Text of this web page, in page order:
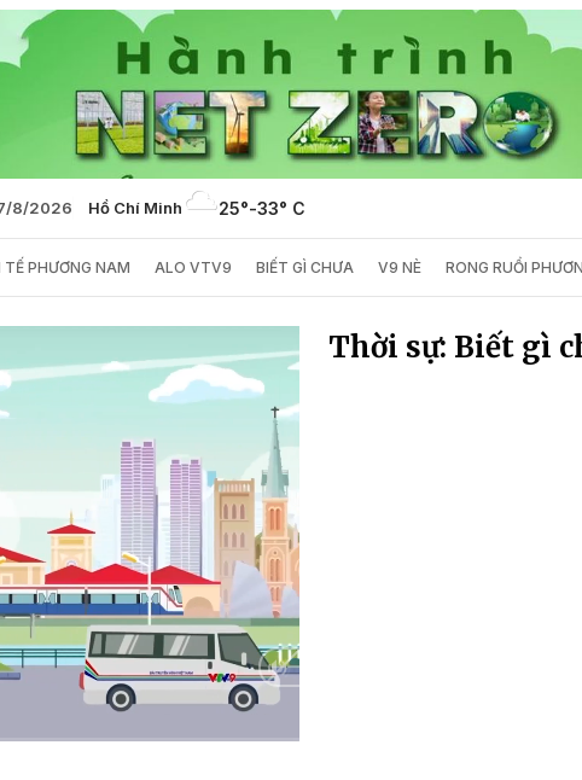
8/2026 Hồ Chí Minh 25°-33° C
TẾ PHƯƠNG NAM ALO VTV9 BIẾT GÌ CHƯA V9 NÈ RONG RUỔI
Thời sự: Biết gì